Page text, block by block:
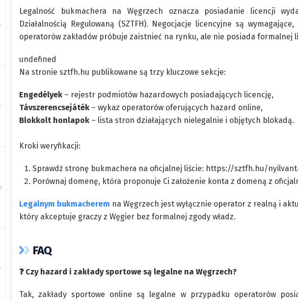
Legalność bukmachera na Węgrzech oznacza posiadanie licencji
Działalnością Regulowaną (SZTFH). Negocjacje licencyjne są
operatorów zakładów próbuje zaistnieć na rynku, ale nie posiada formalnej
undefined
Na stronie sztfh.hu publikowane są trzy kluczowe sekcje:
Engedélyek – rejestr podmiotów hazardowych posiadających licencję,
Távszerencsejáték – wykaz operatorów oferujących hazard online,
Blokkolt honlapok – lista stron działających nielegalnie i objętych blokadą.
Kroki weryfikacji:
Sprawdź stronę bukmachera na oficjalnej liście: https://sztfh.hu/
Porównaj domenę, która proponuje Ci założenie konta z domeną z
Legalnym bukmacherem na Węgrzech jest wyłącznie operator z realną i
który akceptuje graczy z Węgier bez formalnej zgody władz.
FAQ
❓ Czy hazard i zakłady sportowe są legalne na Węgrzech?
Tak, zakłady sportowe online są legalne w przypadku operatorów